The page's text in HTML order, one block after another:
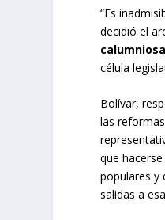
“Es
decidió el
célula
Bolívar,
las
que
populares y
salidas a